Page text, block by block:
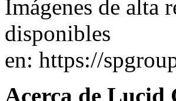
Imágenes de alta
disponibles
en: https://
Acerca de Lucid